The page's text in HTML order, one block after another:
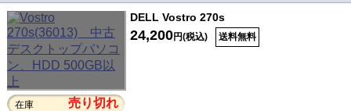
在庫 売り切れ
DELL Vostro 270s
24,200円(税込) 送料無料